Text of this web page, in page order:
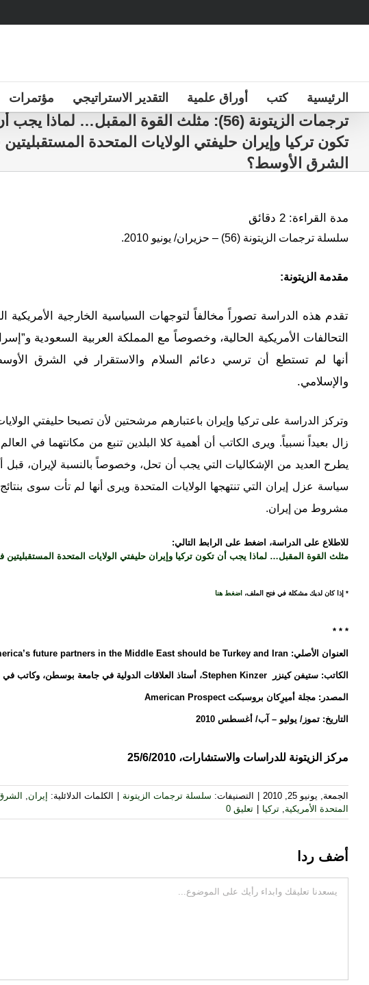
to
الرئيسية كتب أوراق علمية التقدير الاستراتيجي مؤتمرات
ترجمات الزيتونة (56): مثلث القوة المقبل… لماذا يجب
تكون تركيا وإيران حليفتي الولايات المتحدة
الشرق الأوسط؟
مدة القراءة: 2 دقائق
سلسلة ترجمات الزيتونة (56) – حزيران/ يونيو 2010.
مقدمة الزيتونة:
تقدم هذه الدراسة تصوراً مخالفاً لتوجهات السياسية الخارجية الأمريكية
التحالفات الأمريكية الحالية، وخصوصاً مع المملكة العربية السعودية
أنها لم تستطع أن ترسي دعائم السلام والاستقرار في الشرق
والإسلامي.
وتركز الدراسة على تركيا وإيران باعتبارهم مرشحتين لأن تصبحا حليفتي
زال بعيداً نسبياً. ويرى الكاتب أن أهمية كلا البلدين تنبع من مكانتهما في
يطرح العديد من الإشكاليات التي يجب أن تحل، وخصوصاً بالنسبة لإيران،
سياسة عزل إيران التي تنتهجها الولايات المتحدة ويرى أنها لم تأت سوى
مشروط من إيران.
للاطلاع على الدراسة، اضغط على الرابط التالي:
مثلث القوة المقبل… لماذا يجب أن تكون تركيا وإيران حليفتي الولايات المتحدة
* إذا كان لديك مشكلة في فتح الملف، اضغط هنا
* * *
العنوان الأصلي: The Next Power Triangle: Why America’s future partners in the Middle East should be Turkey and Iran
الكاتب: ستيفن كينزر Stephen Kinzer، أستاذ العلاقات الدولية في جامعة بوسطن، وكاتب في صحيفة الجارديان.
المصدر: مجلة أميرِكان بروسبكت American Prospect
التاريخ: تموز/ يوليو – آب/ أغسطس 2010
مركز الزيتونة للدراسات والاستشارات، 25/6/2010
الجمعة, يونيو 25, 2010 التصنيفات: سلسلة ترجمات الزيتونة الكلمات الدلائلية: إيران
المتحدة الأمريكية تركيا تعليق 0
أضف ردا
تعليقات